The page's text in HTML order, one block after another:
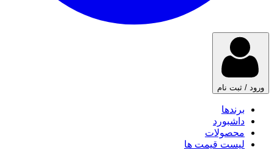
ورود / ثبت نام
برندها
داشبورد
محصولات
لیست قیمت ها